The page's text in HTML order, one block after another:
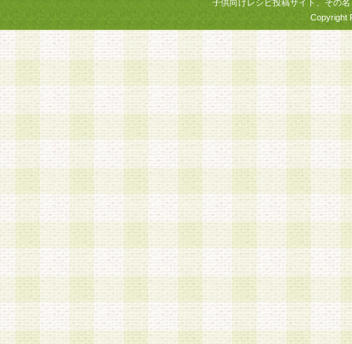
子供向けレシピ投稿サイト、その
Copyright